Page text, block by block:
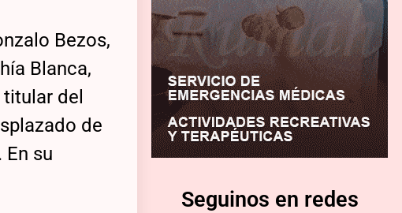
Bezos,
Blanca,
del
de
su
Seguinos en redes